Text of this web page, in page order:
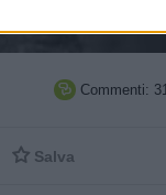
 Commenti: 31
 Salva